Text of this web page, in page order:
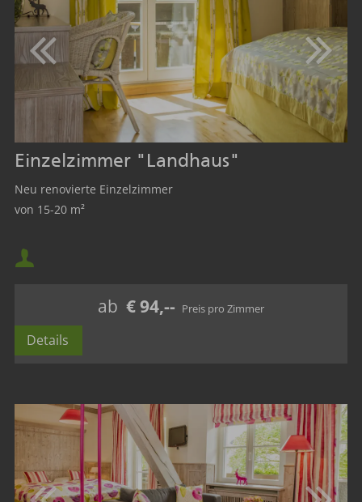
Einzelzimmer "Landhaus"
Neu renovierte Einzelzimmer
von 15-20 m²
Mindestbelegung:
Maximalbelegung:
ab € 94,--
Details